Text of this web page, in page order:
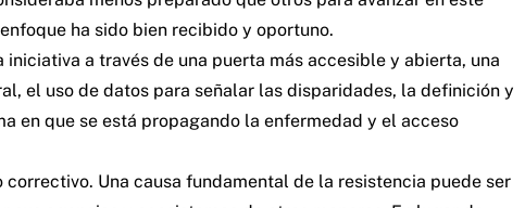
ha sido bien recibido y oportuno.
a través de una puerta más accesible y abierta, una
el uso de datos para señalar las disparidades, la definición y
en que se está propagando la enfermedad y el acceso
Una causa fundamental de la resistencia puede ser